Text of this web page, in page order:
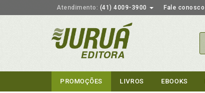
Atendimento: (41) 4009-3900 Fale conosco
PROMOÇÕES LIVROS EBOOKS